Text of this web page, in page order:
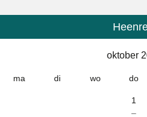
oktober
ma di wo do
1
–